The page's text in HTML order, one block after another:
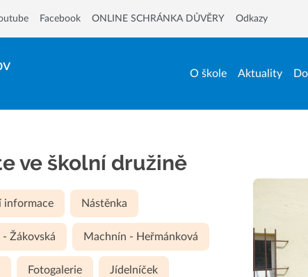
O škole Aktuality
Facebook ONLINE SCHRÁNKA DŮVĚRY Odkazy
ve školní družině
informace Nástěnka
Žákovská Machnín - Heřmánková
Fotogalerie Jídelníček